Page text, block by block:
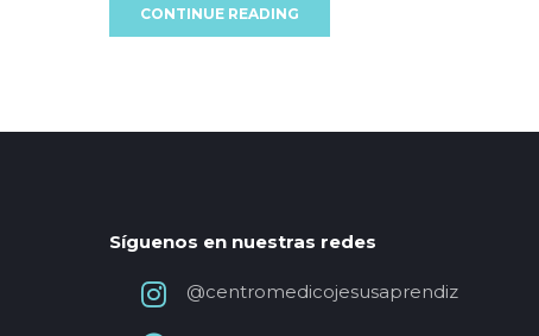
CONTINUE READING
Síguenos en nuestras redes
@centromedicojesusaprendiz